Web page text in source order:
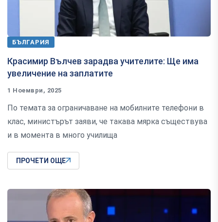
БЪЛГАРИЯ
Красимир Вълчев зарадва учителите: Ще има
увеличение на заплатите
1 Ноември, 2025
По темата за ограничаване на мобилните телефони в
клас, министърът заяви, че такава мярка съществува
и в момента в много училища
ПРОЧЕТИ ОЩЕ